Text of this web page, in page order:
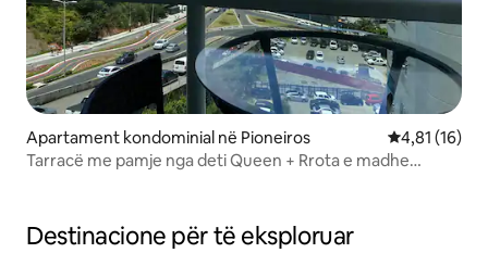
Apartament kondominial në Pioneiros Vlerësimi
4,81 (16)
Tarracë me pamje nga deti Queen + Rrota e madhe
Destinacione për të eksploruar